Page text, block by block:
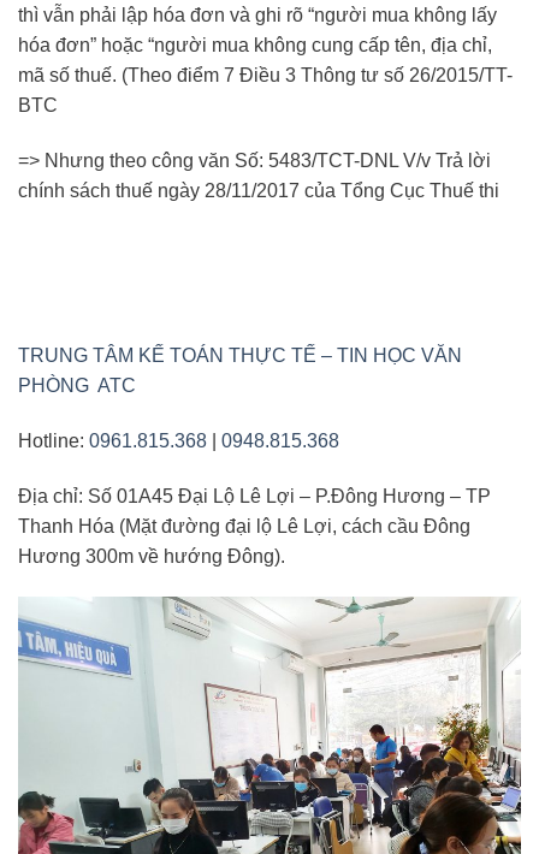
thì vẫn phải lập hóa đơn và ghi rõ “người mua không lấy
hóa đơn” hoặc “người mua không cung cấp tên, địa chỉ,
mã số thuế. (Theo điểm 7 Điều 3 Thông tư số 26/2015/TT-
BTC
=> Nhưng theo công văn Số: 5483/TCT-DNL V/v Trả lời
chính sách thuế ngày 28/11/2017 của Tổng Cục Thuế thi
TRUNG TÂM KẾ TOÁN THỰC TẾ – TIN HỌC VĂN
PHÒNG ATC
Hotline: 0961.815.368 0948.815.368
Địa chỉ: Số 01A45 Đại Lộ Lê Lợi – P.Đông Hương – TP
Thanh Hóa (Mặt đường đại lộ Lê Lợi, cách cầu Đông
Hương 300m về hướng Đông).